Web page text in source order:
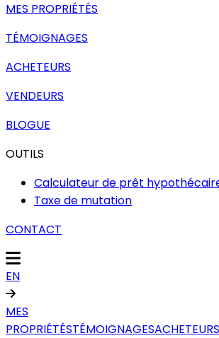
MES PROPRIÉTÉS
TÉMOIGNAGES
ACHETEURS
VENDEURS
BLOGUE
OUTILS
Calculateur de prêt
Taxe de mutation
CONTACT
EN
MES
PROPRIÉTÉSTÉMOIGNAGESACHETEURS